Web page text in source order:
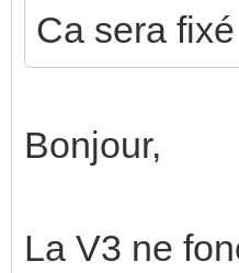
Ca sera
Bonjour,
La V3 ne